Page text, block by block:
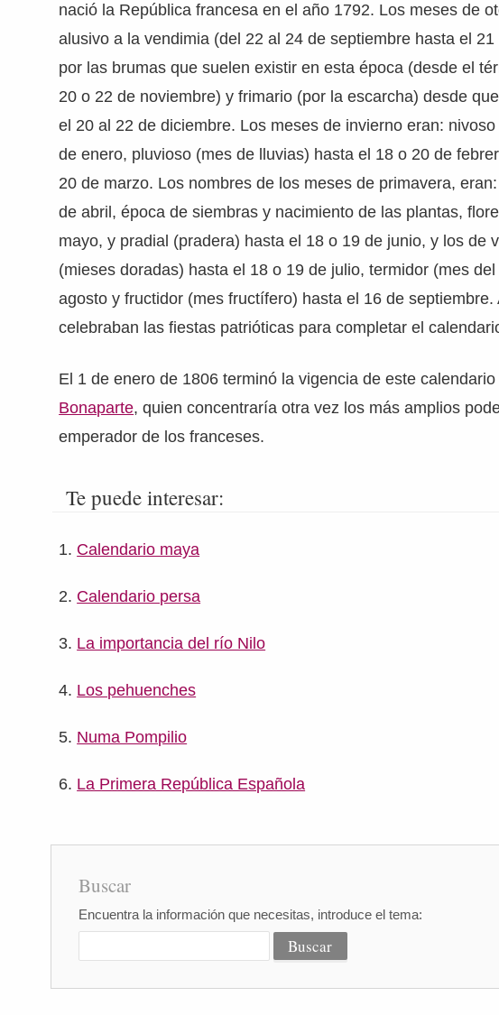
nació la República francesa en el año 1792. Los meses de
alusivo a la vendimia (del 22 al 24 de septiembre hasta el
por las brumas que suelen existir en esta época (desde el
20 o 22 de noviembre) y frimario (por la escarcha) desde
el 20 al 22 de diciembre. Los meses de invierno eran:
de enero, pluvioso (mes de lluvias) hasta el 18 o 20 de
20 de marzo. Los nombres de los meses de primavera,
de abril, época de siembras y nacimiento de las plantas,
mayo, y pradial (pradera) hasta el 18 o 19 de junio, y los de
(mieses doradas) hasta el 18 o 19 de julio, termidor (mes
agosto y fructidor (mes fructífero) hasta el 16 de
celebraban las fiestas patrióticas para completar el
El 1 de enero de 1806 terminó la vigencia de este
Bonaparte, quien concentraría otra vez los más amplios
emperador de los franceses.
Te puede interesar:
Calendario maya
Calendario persa
La importancia del río Nilo
Los pehuenches
Numa Pompilio
La Primera República Española
Buscar
Encuentra la información que necesitas, introduce el tema: